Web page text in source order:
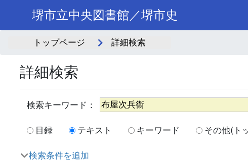
堺市立中央図書館／堺市史
トップページ 詳細検索
詳細検索
目録 テキスト キーワード その他(ト
検索条件を追加